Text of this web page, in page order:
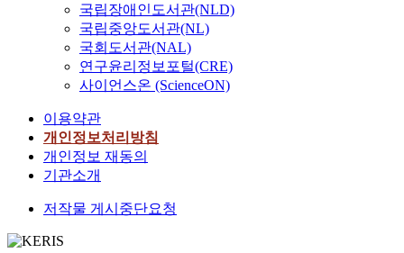
국립장애인도서관(NLD)
국립중앙도서관(NL)
국회도서관(NAL)
연구윤리정보포털(CRE)
사이언스온 (ScienceON)
이용약관
개인정보처리방침
개인정보 재동의
기관소개
저작물 게시중단요청